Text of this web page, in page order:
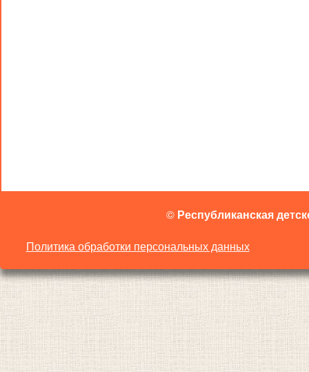
© Республиканская
Политика обработки персональных данных